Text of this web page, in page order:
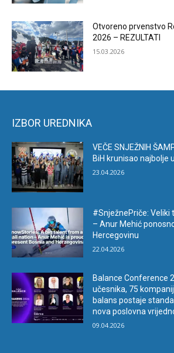
Otvoreno prvenstvo
2026 – REZULTATI
15.03.2026
IZBOR UREDNIKA
VEČE SNJEŽNIH
BiH krunisao najbolje
23.04.2026
#SnježnePriče: Veliki
– Anur Mehić
Hercegovinu
22.04.2026
Balance Conference
učesnika, 75
balans postaje
nova poslovna
09.04.2026